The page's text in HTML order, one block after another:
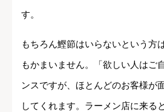
す。
もちろん鰹節はいらないという方
もかまいません。「欲しい人はご
ンスですが、ほとんどのお客様が
してくれます。ラーメン店に来る